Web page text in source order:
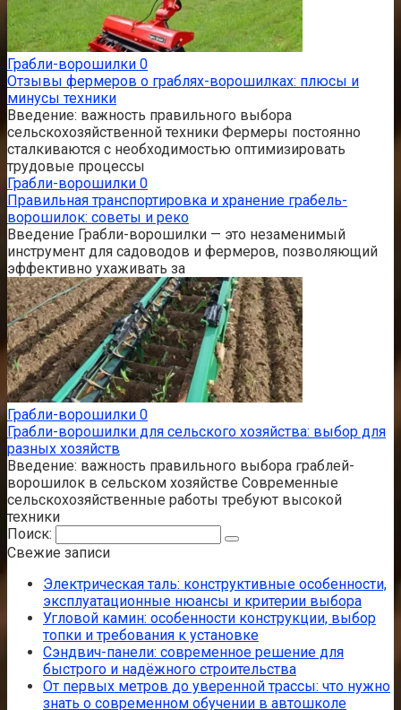
Грабли-ворошилки 0
Отзывы фермеров о граблях-ворошилках: плюсы и
минусы техники
Введение: важность правильного выбора
сельскохозяйственной техники Фермеры постоянно
сталкиваются с необходимостью оптимизировать
трудовые процессы
Грабли-ворошилки 0
Правильная транспортировка и хранение грабель-
ворошилок: советы и реко
Введение Грабли-ворошилки — это незаменимый
инструмент для садоводов и фермеров, позволяющий
эффективно ухаживать за
Грабли-ворошилки 0
Грабли-ворошилки для сельского хозяйства: выбор для
разных хозяйств
Введение: важность правильного выбора граблей-
ворошилок в сельском хозяйстве Современные
сельскохозяйственные работы требуют высокой
техники
Поиск:
Свежие записи
Электрическая таль: конструктивные особенности,
эксплуатационные нюансы и критерии выбора
Угловой камин: особенности конструкции, выбор
топки и требования к установке
Сэндвич-панели: современное решение для
быстрого и надёжного строительства
От первых метров до уверенной трассы: что нужно
знать о современном обучении в автошколе